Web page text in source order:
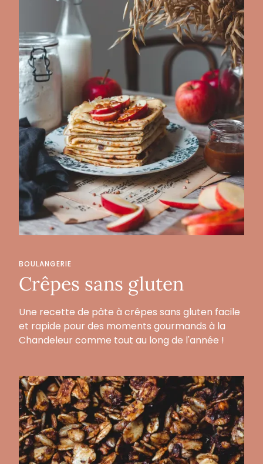
BOULANGERIE
Crêpes sans gluten
Une recette de pâte à crêpes sans gluten facile
et rapide pour des moments gourmands à la
Chandeleur comme tout au long de l'année !